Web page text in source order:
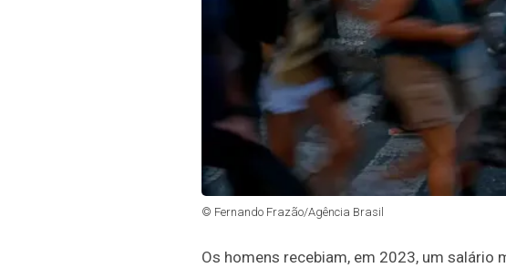
© Fernando Frazão/Agência Brasil
Os homens recebiam, em 2023, um salário